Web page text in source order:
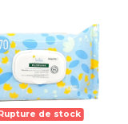
de stock